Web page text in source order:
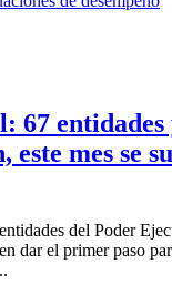
67 entidades
mes se
del Poder
dar el primer paso